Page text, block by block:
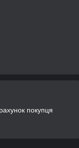
покупця